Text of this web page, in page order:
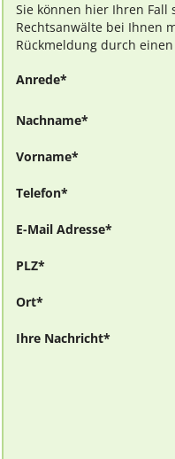
Sie können hier Ihren
Rechtsanwälte bei Ihnen
Rückmeldung durch
Anrede*
Nachname*
Vorname*
Telefon*
E-Mail Adresse*
PLZ*
Ort*
Ihre Nachricht*